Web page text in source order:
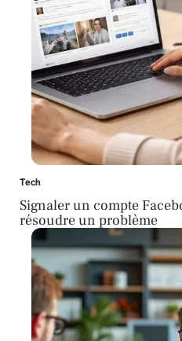
Tech
Signaler un compte
résoudre un problème